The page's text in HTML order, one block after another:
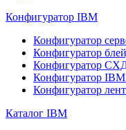
Конфигуратор IBM
Конфигуратор
Конфигуратор
Конфигуратор
Конфигуратор IBM
Конфигуратор
Каталог IBM